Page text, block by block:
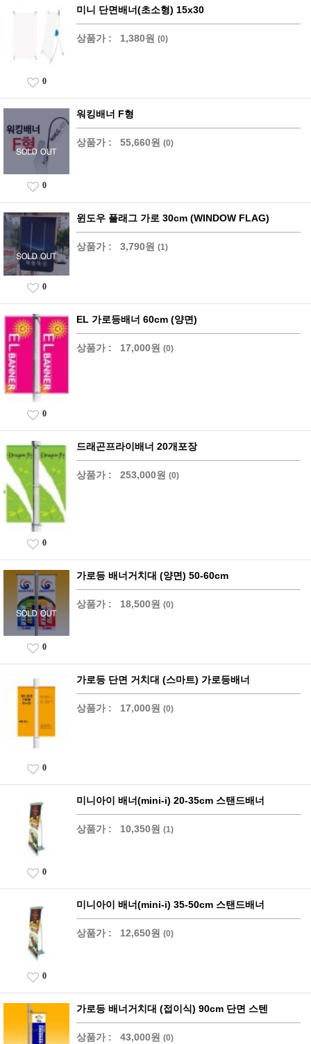
미니 단면배너(초소형) 15x30
상품가 : 1,380원 (0)
0
워킹배너 F형
상품가 : 55,660원 (0)
0
윈도우 플래그 가로 30cm (WINDOW FLAG)
상품가 : 3,790원 (1)
0
EL 가로등배너 60cm (양면)
상품가 : 17,000원 (0)
0
드래곤프라이배너 20개포장
상품가 : 253,000원 (0)
0
가로등 배너거치대 (양면) 50-60cm
상품가 : 18,500원 (0)
0
가로등 단면 거치대 (스마트) 가로등배너
상품가 : 17,000원 (0)
0
미니아이 배너(mini-i) 20-35cm 스탠드배너
상품가 : 10,350원 (1)
0
미니아이 배너(mini-i) 35-50cm 스탠드배너
상품가 : 12,650원 (0)
0
가로등 배너거치대 (접이식) 90cm 단면 스텐
상품가 : 43,000원 (0)